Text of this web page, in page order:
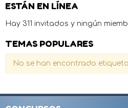
ESTÁN EN LÍNEA
Hay 311 invitados y ningún
TEMAS POPULARES
No se han encontrado